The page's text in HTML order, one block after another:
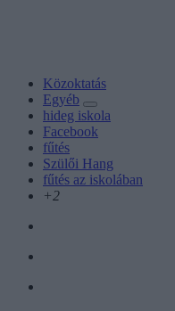
Közoktatás
Egyéb
hideg iskola
Facebook
fűtés
Szülői Hang
fűtés az iskolában
+2